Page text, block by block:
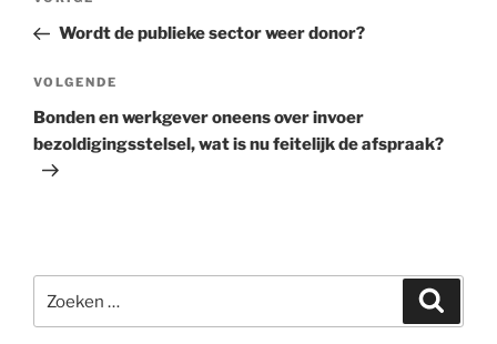
bericht
Wordt de publieke sector weer donor?
Volgend
bericht
VOLGENDE
Bonden en werkgever oneens over invoer
bezoldigingsstelsel, wat is nu feitelijk de afspraak?
naar: